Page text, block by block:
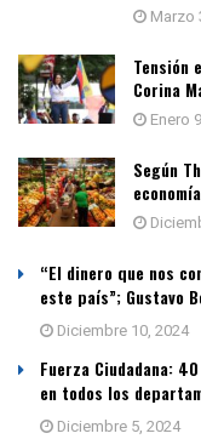
Marzo
Tensión
Corina
Enero
Según
“El dinero que nos
este país”; Gustavo
Diciembre 10, 2024
Fuerza Ciudadana:
en todos los
Diciembre 5, 2024